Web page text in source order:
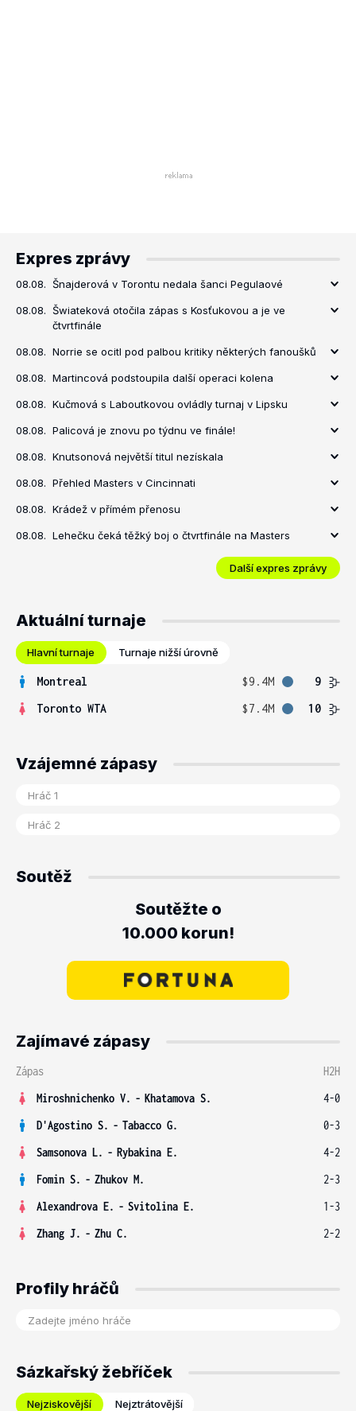
Expres zprávy
08.08. Šnajderová v Torontu nedala šanci Pegulaové
08.08. Šwiateková otočila zápas s Kosťukovou a je ve
čtvrtfinále
08.08. Norrie se ocitl pod palbou kritiky některých fanoušků
08.08. Martincová podstoupila další operaci kolena
08.08. Kučmová s Laboutkovou ovládly turnaj v Lipsku
08.08. Palicová je znovu po týdnu ve finále!
08.08. Knutsonová největší titul nezískala
08.08. Přehled Masters v Cincinnati
08.08. Krádež v přímém přenosu
08.08. Lehečku čeká těžký boj o čtvrtfinále na Masters
Další expres zprávy
Aktuální turnaje
Hlavní turnaje Turnaje nižší úrovně
Montreal $9.4M
9
Toronto WTA
$7.4M 10
Vzájemné zápasy
Soutěž
Soutěžte o
10.000 korun!
Zajímavé zápasy
Zápas
H2H
Miroshnichenko V. - Khatamova S.
4-0
D'Agostino S. - Tabacco G.
0-3
Samsonova L. - Rybakina E.
4-2
Fomin S. - Zhukov M.
2-3
Alexandrova E. - Svitolina E.
1-3
Zhang J. - Zhu C. 2-2
Profily hráčů
Sázkařský žebříček
Nejziskovější Nejztrátovější